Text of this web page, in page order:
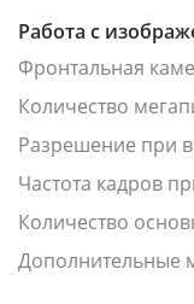
Работа с
Фронтальная
Количество
Разрешение при
Частота кадров
Количество
Дополнительные